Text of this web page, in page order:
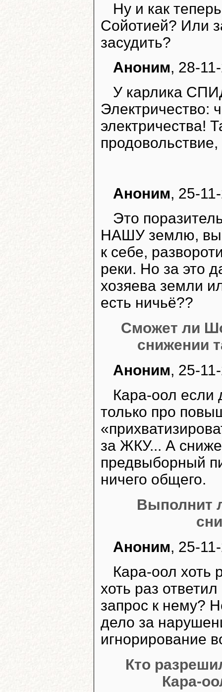
Ну и как
Сойотией? Или
засудить?
Аноним, 28-
У карлика
Электричество:
электричества!
Аноним, 25-
Это
НАШУ землю,
к себе,
реки. Но за это
хозяева земли
есть ничьё??
Сможет ли
снижении
Аноним, 25-
Кара-оол если
только про
за ЖКУ... А
предвыборный
ничего общего.
Выполнит
Аноним, 25-
Кара-оол хоть
хоть раз
запрос к нему?
дело за
игнорирование
Кто
Кара-